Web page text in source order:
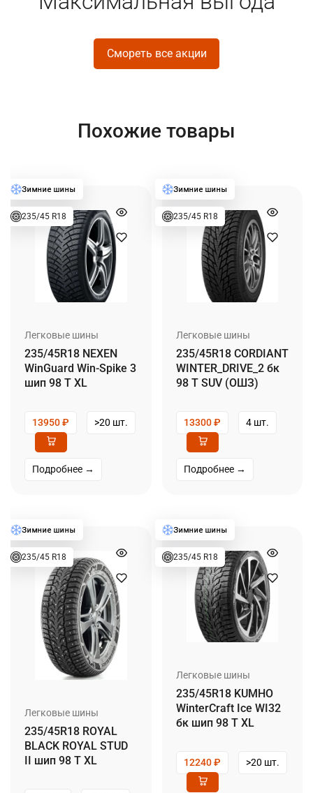
Смореть все акции
Похожие товары
235/45 R18
Легковые шины
235/45R18 NEXEN
WinGuard Win-Spike 3
шип 98 T XL
13950₽ >20 шт.
Подробнее →
235/45 R18
Легковые шины
235/45R18 CORDIANT
WINTER_DRIVE_2 бк
98 T SUV (ОШЗ)
13300₽ 4 шт.
Подробнее →
235/45 R18
Легковые шины
235/45R18 ROYAL
BLACK ROYAL STUD
II шип 98 T XL
235/45 R18
Легковые шины
235/45R18 KUMHO
WinterCraft Ice WI32
бк шип 98 T XL
12240₽ >20 шт.